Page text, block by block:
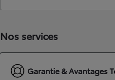
Nos services
Garantie & Avantages